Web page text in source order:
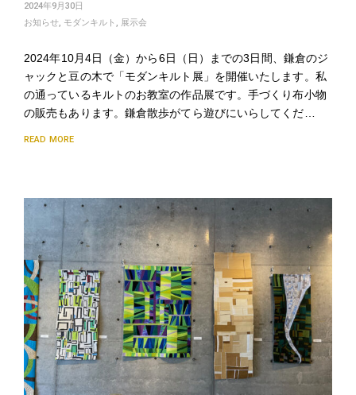
2024年9月30日
お知らせ, モダンキルト , 展示会
2024年10月4日（金）から6日（日）までの3日間、鎌倉のジ
ャックと豆の木で「モダンキルト展」を開催いたします。私
の通っているキルトのお教室の作品展です。手づくり布小物
の販売もあります。鎌倉散歩がてら遊びにいらしてくだ…
READ MORE